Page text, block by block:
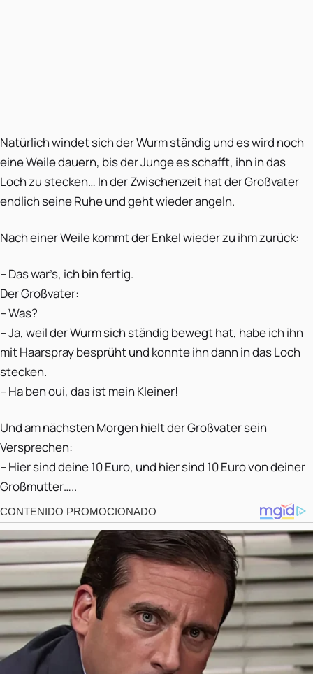
Natürlich windet sich der Wurm ständig und es wird noch
eine Weile dauern, bis der Junge es schafft, ihn in das
Loch zu stecken… In der Zwischenzeit hat der Großvater
endlich seine Ruhe und geht wieder angeln.
Nach einer Weile kommt der Enkel wieder zu ihm zurück:
– Das war’s, ich bin fertig.
Der Großvater:
– Was?
– Ja, weil der Wurm sich ständig bewegt hat, habe ich ihn
mit Haarspray besprüht und konnte ihn dann in das Loch
stecken.
– Ha ben oui, das ist mein Kleiner!
Und am nächsten Morgen hielt der Großvater sein
Versprechen:
– Hier sind deine 10 Euro, und hier sind 10 Euro von deiner
Großmutter…..